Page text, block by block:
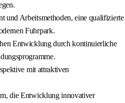
und Arbeitsmethoden, eine qualifizierte
Fuhrpark.
Entwicklung durch kontinuierliche
mit attraktiven
die Entwicklung innovativer